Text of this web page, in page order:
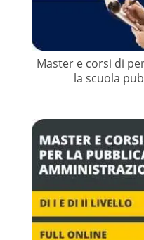
Master e corsi di
la scuola